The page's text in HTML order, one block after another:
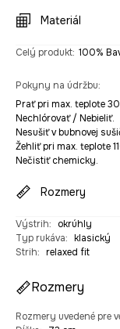
Materiál
Celý produkt: 100%
Pokyny na údržbu:
Prať pri max. teplote
Nechlórovať / Nebieliť.
Nesušiť v bubnovej
Žehliť pri max. teplote
Nečistiť chemicky.
Rozmery
Výstrih:
okrúhly
Typ rukáva: klasický
Strih: relaxed fit
Rozmery
Rozmery uvedené pre